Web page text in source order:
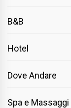
B&B
Hotel
Dove Andare
Spa e Massaggi